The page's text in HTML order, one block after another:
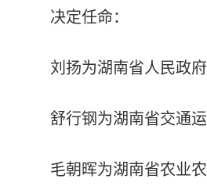
决定任命：
刘扬为湖南省人民政府
舒行钢为湖南省交通运
毛朝晖为湖南省农业农